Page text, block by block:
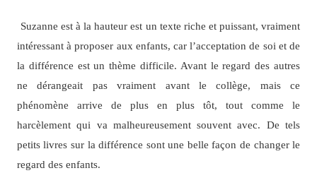
Suzanne est à la hauteur est un texte riche et puissant, vraiment
intéressant à proposer aux enfants, car l’acceptation de soi et de
la différence est un thème difficile. Avant le regard des autres
ne dérangeait pas vraiment avant le collège, mais ce
phénomène arrive de plus en plus tôt, tout comme le
harcèlement qui va malheureusement souvent avec. De tels
petits livres sur la différence sont une belle façon de changer le
regard des enfants.